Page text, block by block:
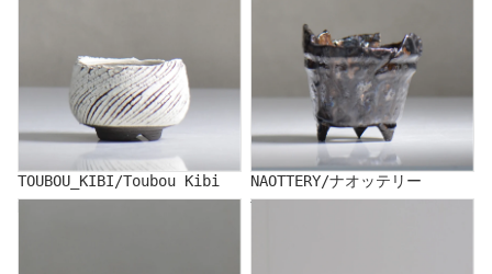
TOUBOU_KIBI/Toubou Kibi
NAOTTERY/ナオッテリー
YUKIHITO NAKATA